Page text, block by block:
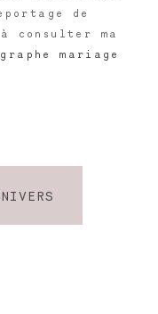
de
consulter ma
mariage